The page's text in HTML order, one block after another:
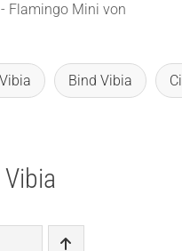
- Flamingo Mini von
Bind Vibia